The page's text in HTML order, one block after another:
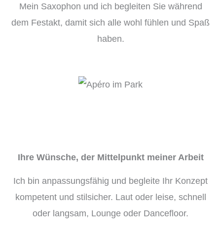
Mein Saxophon und ich begleiten Sie während
dem Festakt, damit sich alle wohl fühlen und Spaß
haben.
Ihre Wünsche, der Mittelpunkt meiner Arbeit
Ich bin anpassungsfähig und begleite Ihr Konzept
kompetent und stilsicher. Laut oder leise, schnell
oder langsam, Lounge oder Dancefloor.